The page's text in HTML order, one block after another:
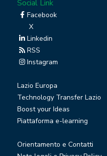
Social Link
Facebook
X
Linkedin
RSS
Instagram
Lazio Europa
Technology Transfer Lazio
Boost your Ideas
Piattaforma e-learning
Orientamento e Contatti